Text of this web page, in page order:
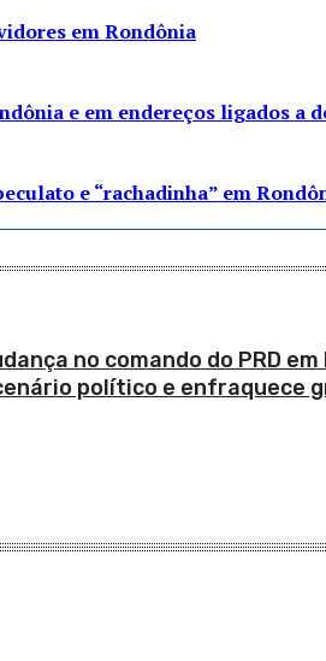
em Rondônia
e em endereços ligados a
e “rachadinha” em
no comando do PRD
político e enfraquece